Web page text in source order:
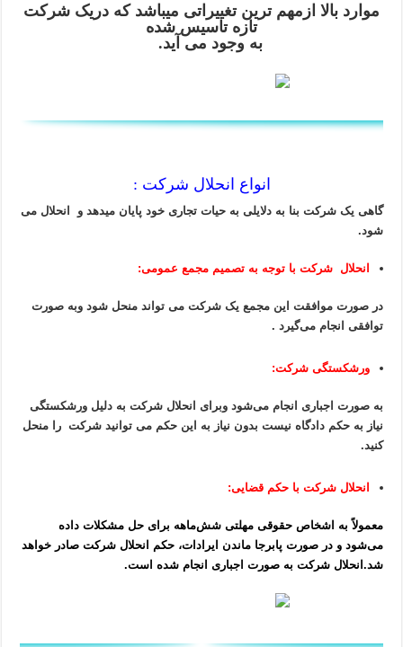
موارد بالا ازمهم ترین تغییراتی میباشد که دریک شرکت
تازه تاسیس شده
به وجود می آید.
انواع انحلال شرکت :
گاهی یک شرکت بنا به دلایلی به حیات تجاری خود پایان میدهد و انحلال می
شود.
انحلال شرکت با توجه به تصمیم مجمع عمومی:
در صورت موافقت این مجمع یک شرکت می تواند منحل شود وبه صورت
توافقی انجام می‌گیرد .
ورشکستگی شرکت:
به صورت اجباری انجام می‌شود وبرای انحلال شرکت به دلیل ورشکستگی
نیاز به حکم دادگاه نیست بدون نیاز به این حکم می توانید شرکت را منحل
کنید.
انحلال شرکت با حکم قضایی:
معمولاً به اشخاص حقوقی مهلتی شش‌ماهه برای حل مشکلات داده
می‌شود و در صورت پابرجا ماندن ایرادات، حکم انحلال شرکت صادر خواهد
شد.انحلال شرکت به صورت اجباری انجام شده است.